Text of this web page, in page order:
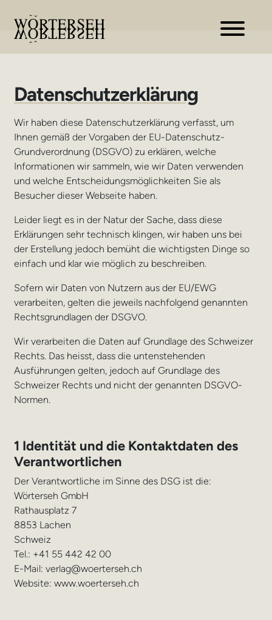
Zur
Navigation
Zum
Inhalt
Datenschutzerklärung
Wir haben diese Datenschutzerklärung verfasst, um
Ihnen gemäß der Vorgaben der EU-Datenschutz-
Grundverordnung (DSGVO) zu erklären, welche
Informationen wir sammeln, wie wir Daten verwenden
und welche Entscheidungsmöglichkeiten Sie als
Besucher dieser Webseite haben.
Leider liegt es in der Natur der Sache, dass diese
Erklärungen sehr technisch klingen, wir haben uns bei
der Erstellung jedoch bemüht die wichtigsten Dinge so
einfach und klar wie möglich zu beschreiben.
Sofern wir Daten von Nutzern aus der EU/EWG
verarbeiten, gelten die jeweils nachfolgend genannten
Rechtsgrundlagen der DSGVO.
Wir verarbeiten die Daten auf Grundlage des Schweizer
Rechts. Das heisst, dass die untenstehenden
Ausführungen gelten, jedoch auf Grundlage des
Schweizer Rechts und nicht der genannten DSGVO-
Normen.
1 Identität und die Kontaktdaten des
Verantwortlichen
Der Verantwortliche im Sinne des DSG ist die:
Wörterseh GmbH
Rathausplatz 7
8853 Lachen
Schweiz
Tel.: +41 55 442 42 00
E-Mail: verlag@woerterseh.ch
Website: www.woerterseh.ch